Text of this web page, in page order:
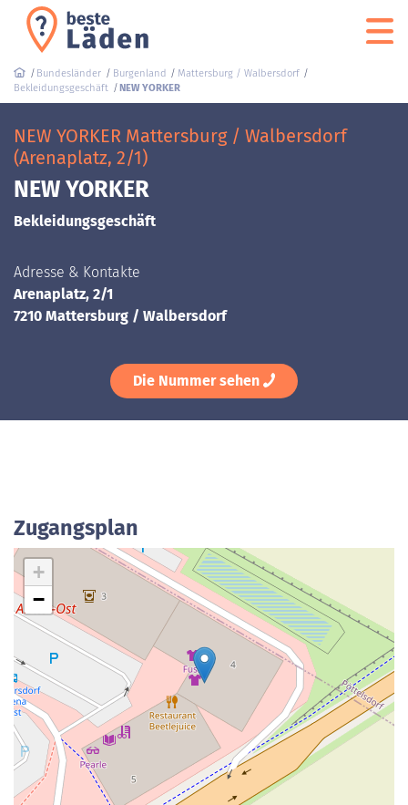
Bundesländer Burgenland
Mattersburg / Walbersdorf
Bekleidungsgeschäft
NEW YORKER
NEW YORKER Mattersburg / Walbersdorf
(Arenaplatz, 2/1)
NEW YORKER
Bekleidungsgeschäft
Adresse & Kontakte
Arenaplatz, 2/1
7210 Mattersburg / Walbersdorf
Die Nummer sehen
Zugangsplan
+
−